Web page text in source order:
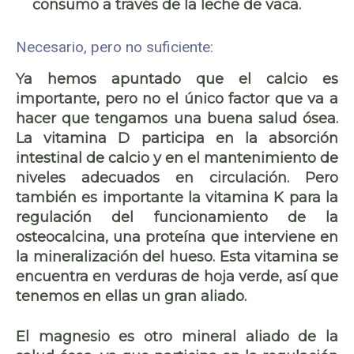
consumo a través de la leche de vaca.
Necesario, pero no suficiente:
Ya hemos apuntado que el calcio es
importante, pero no el único factor que va a
hacer que tengamos una buena salud ósea.
La vitamina D participa en la absorción
intestinal de calcio y en el mantenimiento de
niveles adecuados en circulación. Pero
también es importante la vitamina K para la
regulación del funcionamiento de la
osteocalcina, una proteína que interviene en
la mineralización del hueso. Esta vitamina se
encuentra en verduras de hoja verde, así que
tenemos en ellas un gran aliado.
El magnesio es otro mineral aliado de la